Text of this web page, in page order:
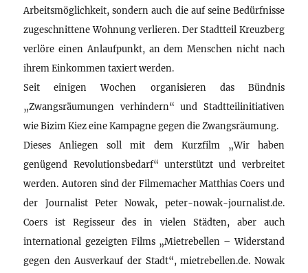
Arbeitsmöglichkeit, sondern auch die auf seine Bedürfnisse
zugeschnittene Wohnung verlieren. Der Stadtteil Kreuzberg
verlöre einen Anlaufpunkt, an dem Menschen nicht nach
ihrem Einkommen taxiert werden.
Seit einigen Wochen organisieren das Bündnis
„Zwangsräumungen verhindern“ und Stadtteilinitiativen
wie Bizim Kiez eine Kampagne gegen die Zwangsräumung.
Dieses Anliegen soll mit dem Kurzfilm „Wir haben
genügend Revolutionsbedarf“ unterstützt und verbreitet
werden. Autoren sind der Filmemacher Matthias Coers und
der Journalist Peter Nowak, peter-nowak-journalist.de.
Coers ist Regisseur des in vielen Städten, aber auch
international gezeigten Films „Mietrebellen – Widerstand
gegen den Ausverkauf der Stadt“, mietrebellen.de. Nowak